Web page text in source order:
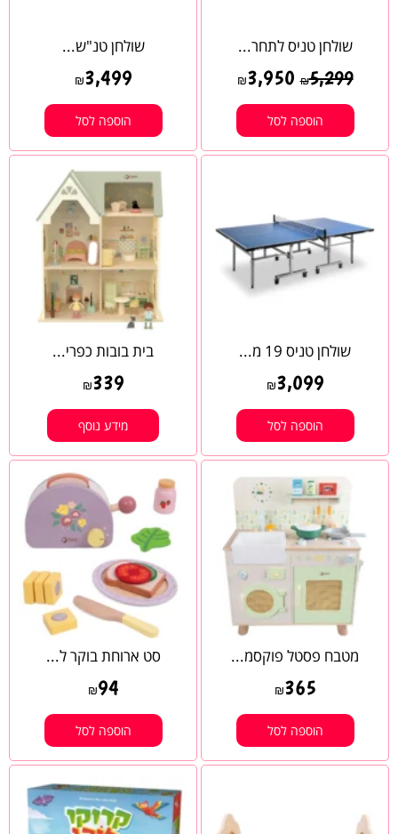
שולחן טניס לתחר...
₪5,299
₪3,950
הוספה לסל
שולחן טנ"ש...
₪3,499
הוספה לסל
שולחן טניס 19 מ...
₪3,099
הוספה לסל
בית בובות כפרי...
₪339
מידע נוסף
מטבח פסטל פוקסמ...
₪365
הוספה לסל
סט ארוחת בוקר ל...
₪94
הוספה לסל